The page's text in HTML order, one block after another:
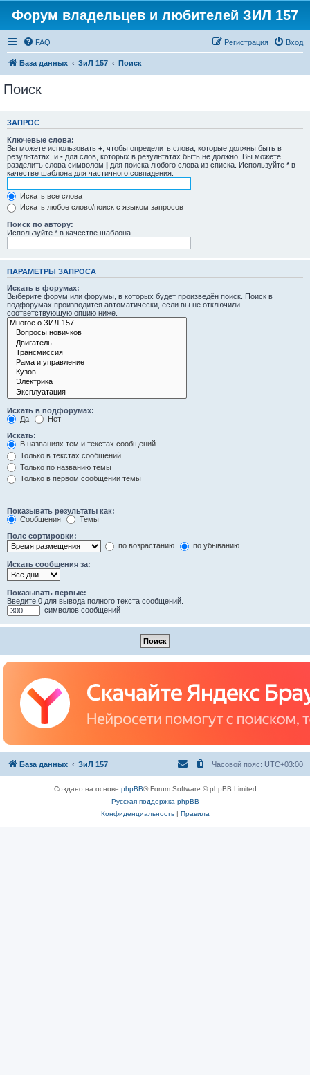
Форум владельцев и любителей ЗИЛ 157
FAQ Вход
Регистрация
База данных ЗиЛ 157 Поиск
Поиск
ЗАПРОС
Ключевые слова:
Вы можете использовать + , чтобы определить слова, которые должны быть в
результатах, и - для слов, которых в результатах быть не должно. Вы можете
разделить слова символом | для поиска любого слова из списка. Используйте * в
качестве шаблона для частичного совпадения.
Искать все слова
Искать любое слово/поиск с языком запросов
Поиск по автору:
Используйте * в качестве шаблона.
ПАРАМЕТРЫ ЗАПРОСА
Искать в форумах:
Выберите форум или форумы, в которых будет произведён поиск. Поиск в
подфорумах производится автоматически, если вы не отключили
соответствующую опцию ниже.
Искать в подфорумах:
Да
Нет
Искать:
В названиях тем и текстах сообщений
Только в текстах сообщений
Только по названию темы
Только в первом сообщении темы
Показывать результаты как:
Сообщения
Темы
Поле сортировки:
по возрастанию
по убыванию
Искать сообщения за:
Показывать первые:
Введите 0 для вывода полного текста сообщений.
символов сообщений
База данных ЗиЛ 157 Часовой пояс: UTC+03:00
Создано на основе phpBB® Forum Software © phpBB Limited
Русская поддержка phpBB
Конфиденциальность| Правила